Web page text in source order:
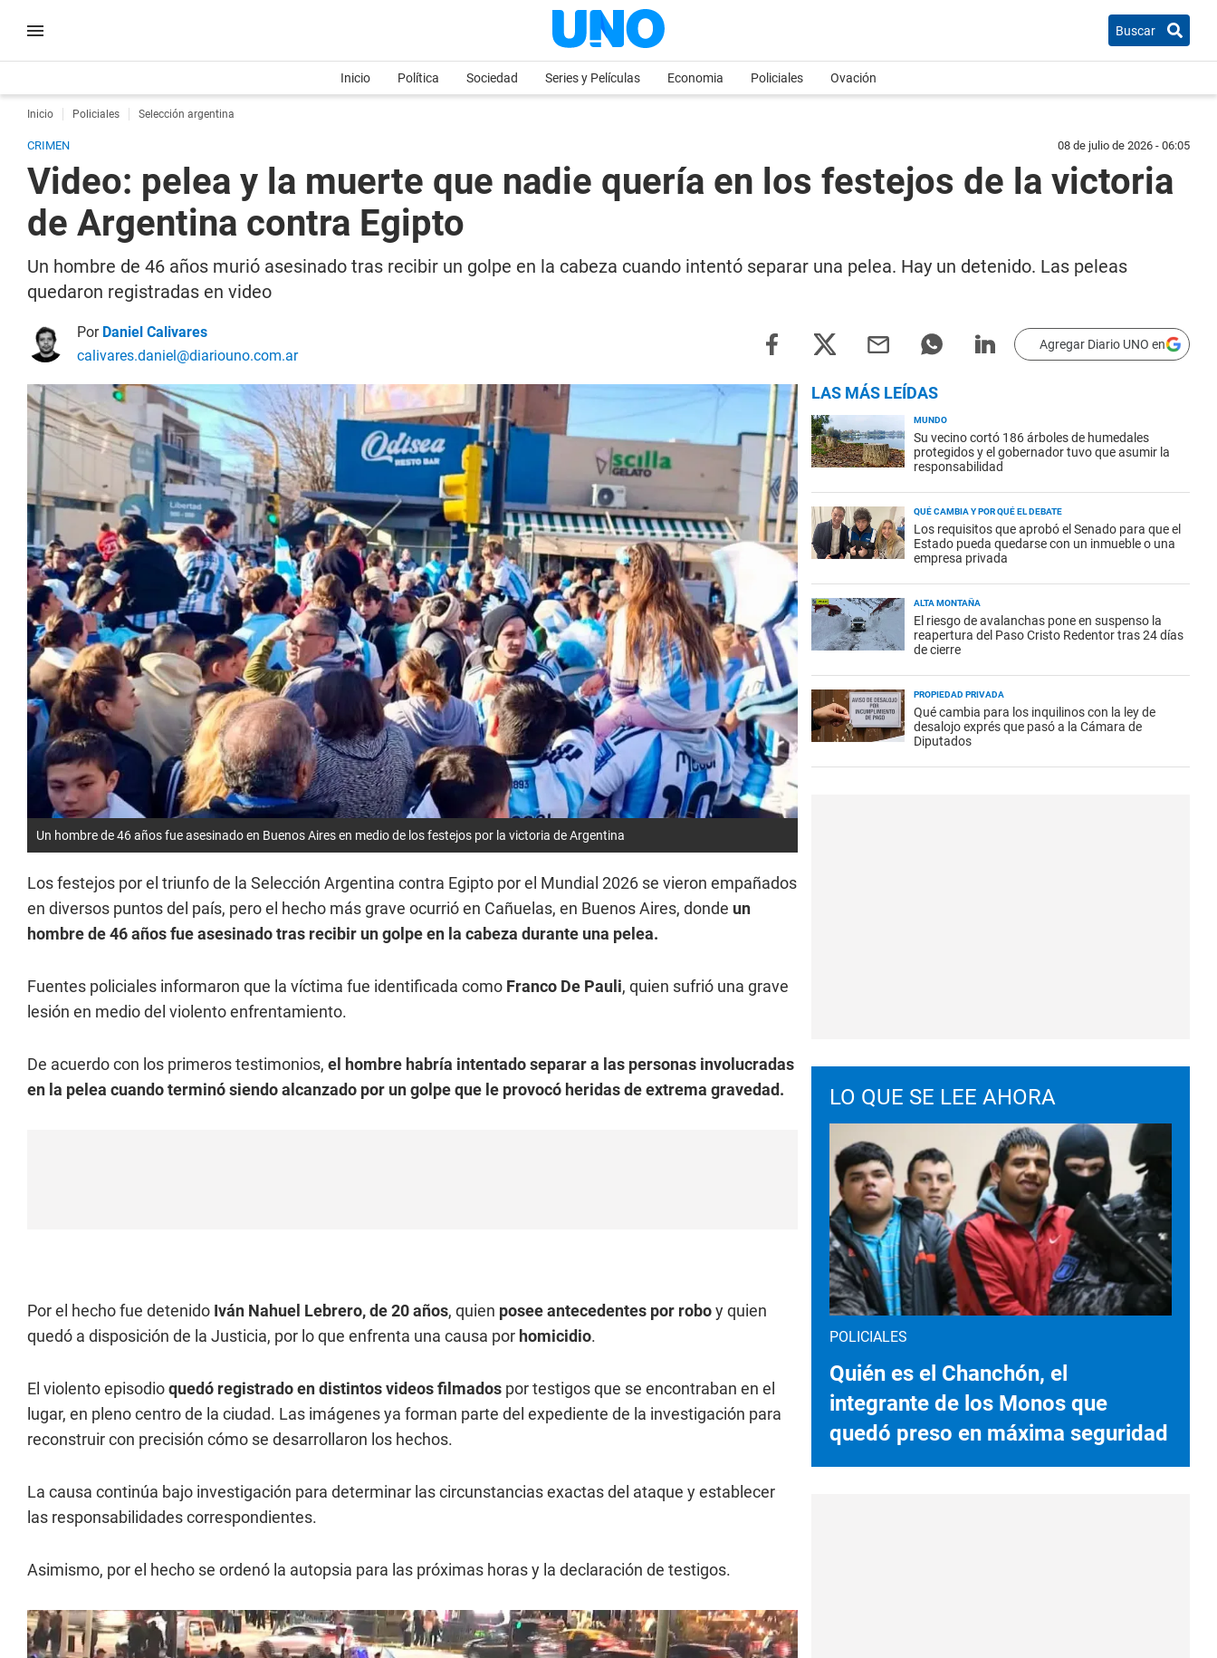
Buscar
Inicio Política Sociedad Series y Películas Economia Policiales Ovación
Inicio Policiales Selección argentina
CRIMEN 08 de julio de 2026 - 06:05
Video: pelea y la muerte que nadie quería en los festejos de la victoria
de Argentina contra Egipto
Un hombre de 46 años murió asesinado tras recibir un golpe en la cabeza cuando intentó separar una pelea. Hay un detenido. Las peleas
quedaron registradas en video
Por Daniel Calivares
calivares.daniel@diariouno.com.ar
Agregar Diario UNO en
Un hombre de 46 años fue asesinado en Buenos Aires en medio de los festejos por la victoria de Argentina
Los festejos por el triunfo de la Selección Argentina contra Egipto por el Mundial 2026 se vieron empañados
en diversos puntos del país, pero el hecho más grave ocurrió en Cañuelas, en Buenos Aires, donde un
hombre de 46 años fue asesinado tras recibir un golpe en la cabeza durante una pelea.
Fuentes policiales informaron que la víctima fue identificada como Franco De Pauli, quien sufrió una grave
lesión en medio del violento enfrentamiento.
De acuerdo con los primeros testimonios, el hombre habría intentado separar a las personas involucradas
en la pelea cuando terminó siendo alcanzado por un golpe que le provocó heridas de extrema gravedad.
Por el hecho fue detenido Iván Nahuel Lebrero, de 20 años, quien posee antecedentes por roboy quien
quedó a disposición de la Justicia, por lo que enfrenta una causa por homicidio.
El violento episodioquedó registrado en distintos videos filmados por testigos que se encontraban en el
lugar, en pleno centro de la ciudad. Las imágenes ya forman parte del expediente de la investigación para
reconstruir con precisión cómo se desarrollaron los hechos.
La causa continúa bajo investigación para determinar las circunstancias exactas del ataque y establecer
las responsabilidades correspondientes.
Asimismo, por el hecho se ordenó la autopsia para las próximas horas y la declaración de testigos.
LAS MÁS LEÍDAS
MUNDO
Su vecino cortó 186 árboles de humedales
protegidos y el gobernador tuvo que asumir la
responsabilidad
QUÉ CAMBIA Y POR QUÉ EL DEBATE
Los requisitos que aprobó el Senado para que el
Estado pueda quedarse con un inmueble o una
empresa privada
ALTA MONTAÑA
El riesgo de avalanchas pone en suspenso la
reapertura del Paso Cristo Redentor tras 24 días
de cierre
PROPIEDAD PRIVADA
Qué cambia para los inquilinos con la ley de
desalojo exprés que pasó a la Cámara de
Diputados
LO QUE SE LEE AHORA
POLICIALES
Quién es el Chanchón, el
integrante de los Monos que
quedó preso en máxima seguridad